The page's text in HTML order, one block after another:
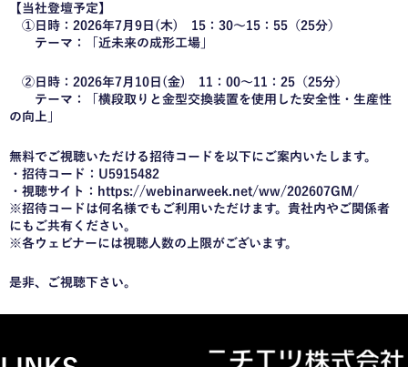
【当社登壇予定】
①日時：2026年7月9日(木) 15：30～15：55（25分）
テーマ：「近未来の成形工場」
②日時：2026年7月10日(金) 11：00～11：25（25分）
テーマ：「横段取りと金型交換装置を使用した安全性・生産性
の向上」
無料でご視聴いただける招待コードを以下にご案内いたします。
・招待コード：U5915482
・視聴サイト：https://webinarweek.net/ww/202607GM/
※招待コードは何名様でもご利用いただけます。貴社内やご関係者
にもご共有ください。
※各ウェビナーには視聴人数の上限がございます。
是非、ご視聴下さい。